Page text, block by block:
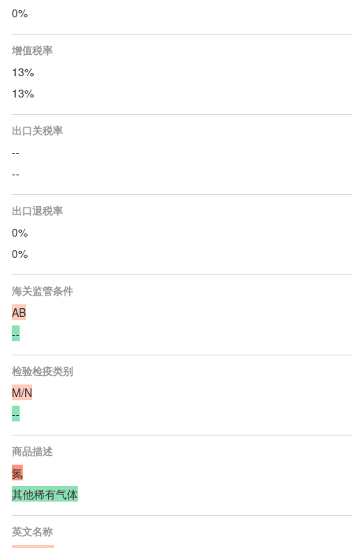
0%
增值税率
13%
13%
出口关税率
--
--
出口退税率
0%
0%
海关监管条件
AB
--
检验检疫类别
M/N
--
商品描述
氮
其他稀有气体
英文名称